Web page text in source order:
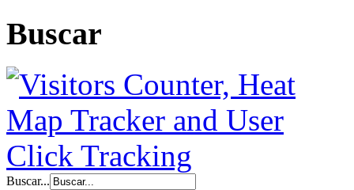
Buscar
Buscar...